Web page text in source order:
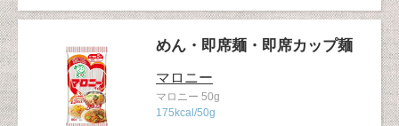
めん・即席麺・即席カップ麺
マロニー
マロニー 50g
175kcal/50g